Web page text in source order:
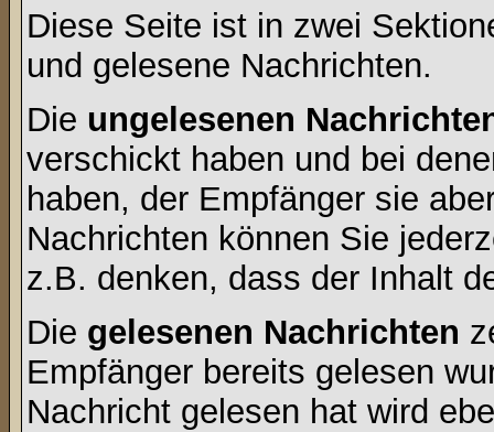
Diese Seite ist in zwei
und gelesene Nachrichten.
Die ungelesenen
verschickt haben und bei
haben, der Empfänger sie
Nachrichten können Sie
z.B. denken, dass der Inhalt
Die gelesenen Nachrichten
Empfänger bereits gelesen
Nachricht gelesen hat wird